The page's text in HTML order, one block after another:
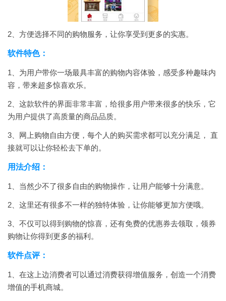
2、方便选择不同的购物服务，让你享受到更多的实惠。
软件特色：
1、为用户带你一场最具丰富的购物内容体验，感受多种趣味内
容，带来超多惊喜欢乐。
2、这款软件的界面非常丰富，给很多用户带来很多的快乐，它
为用户提供了高质量的商品品质。
3、网上购物自由方便，每个人的购买需求都可以充分满足， 直
接就可以让你轻松去下单的。
用法介绍：
1、当然少不了很多自由的购物操作，让用户能够十分满意。
2、这里还有很多不一样的独特体验，让你能够更加方便哦。
3、不仅可以得到购物的惊喜，还有免费的优惠券去领取，领券
购物让你得到更多的福利。
软件点评：
1、在这上边消费者可以通过消费获得增值服务，创造一个消费
增值的手机商城。